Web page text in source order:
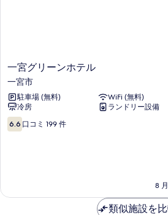
真
を
表
示
す
一
リ
ー
ン
ホ
一宮グリーンホテル
一宮市
駐車場 (無料)
WiFi (無料)
冷房
ランドリー設備
10
段
ミ
6.6 口コミ 199 件
8
類似施設を